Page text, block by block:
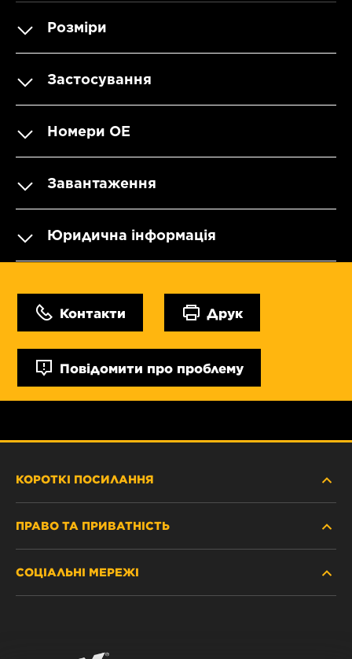
Розміри
Застосування
Номери OE
Завантаження
Юридична інформація
Контакти Друк
Повідомити про проблему
КОРОТКІ ПОСИЛАННЯ
ПРАВО ТА ПРИВАТНІСТЬ
ЗАХИСТ ПЕРСОНАЛЬНИХ ДАНИХ
СОЦІАЛЬНІ МЕРЕЖІ